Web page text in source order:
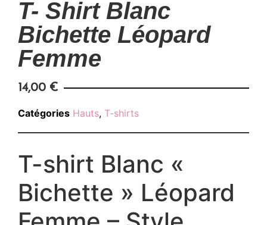
T- Shirt Blanc
Bichette Léopard
Femme
14,00 €
Catégories Hauts, T-shirts
T-shirt Blanc «
Bichette » Léopard